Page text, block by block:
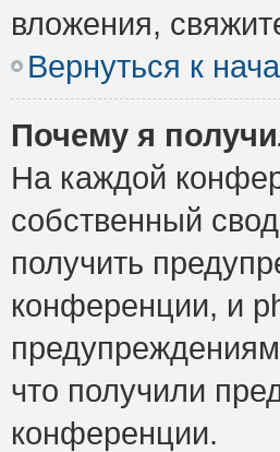
вложения,
Вернуться к
Почему я
На каждой
собственный
получить
конференции, и
что получили
конференции.